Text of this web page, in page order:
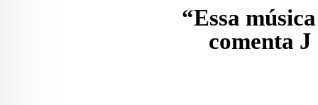
“Essa
comenta J